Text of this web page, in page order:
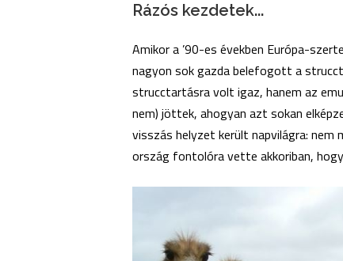
Rázós kezdetek...
Amikor a ’90-es években Európa-
nagyon sok gazda belefogott a
strucctartásra volt igaz, hanem az
nem) jöttek, ahogyan azt sokan
visszás helyzet került napvilágra:
ország fontolóra vette akkoriban,